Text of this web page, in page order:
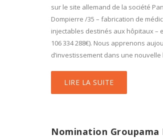
sur le site allemand de la société
Dompierre /35 – fabrication de
injectables destinés aux hôpitaux –
106 334 288€). Nous apprenons
d’investissement dans une
LIRE LA SUITE
Nomination